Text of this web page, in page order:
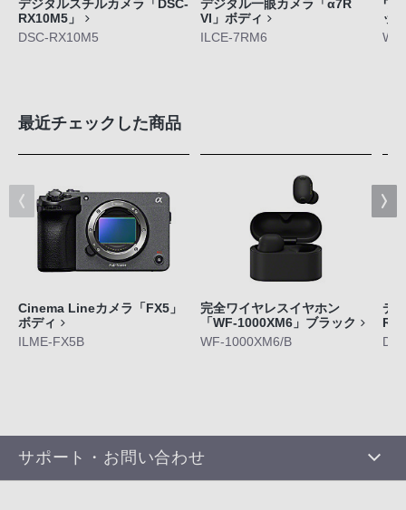
デジタルスチルカメラ「DSC-
RX10M5」
DSC-RX10M5
デジタル一眼カメラ「α7R
VI」ボディ
ILCE-7RM6
ワ
ッ
最近チェックした商品
Cinema Lineカメラ「FX5」
ボディ
ILME-FX5B
完全ワイヤレスイヤホン
「WF-1000XM6」ブラック
WF-1000XM6/B
デ
サポート・お問い合わせ